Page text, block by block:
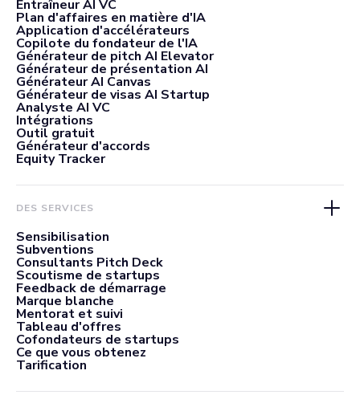
Entraîneur AI VC
Plan d'affaires en matière d'IA
Application d'accélérateurs
Copilote du fondateur de l'IA
Générateur de pitch AI Elevator
Générateur de présentation AI
Générateur AI Canvas
Générateur de visas AI Startup
Analyste AI VC
Intégrations
Outil gratuit
Générateur d'accords
Equity Tracker
DES SERVICES
Sensibilisation
Subventions
Consultants Pitch Deck
Scoutisme de startups
Feedback de démarrage
Marque blanche
Mentorat et suivi
Tableau d'offres
Cofondateurs de startups
Ce que vous obtenez
Tarification